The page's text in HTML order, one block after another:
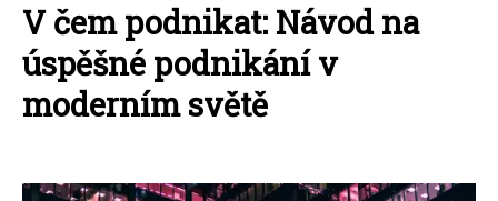
V čem podnikat: Návod na
úspěšné podnikání v
moderním světě